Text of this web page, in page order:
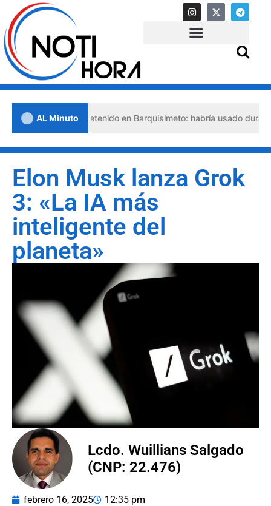
AL Minuto
abogado detenido en Barquisimeto: habría usado durante 13
Elon Musk lanza Grok
3: «La IA más
inteligente del
planeta»
Lcdo. Wuillians Salgado
(CNP: 22.476)
febrero 16, 2025 12:35 pm